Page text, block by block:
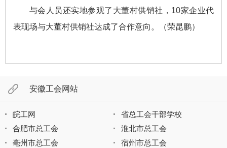
与会人员还实地参观了大董村供销社，10家企业代
表现场与大董村供销社达成了合作意向。（荣昆鹏）
安徽工会网站
皖工网
省总工会干部学校
合肥市总工会
淮北市总工会
亳州市总工会
宿州市总工会